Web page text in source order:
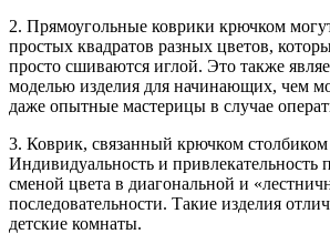
2. Прямоугольные коврики крючком могут
простых квадратов разных цветов,
просто сшиваются иглой. Это также
моделью изделия для начинающих, чем
даже опытные мастерицы в случае
3. Коврик, связанный крючком
Индивидуальность и привлекательность
сменой цвета в диагональной и
последовательности. Такие изделия
детские комнаты.